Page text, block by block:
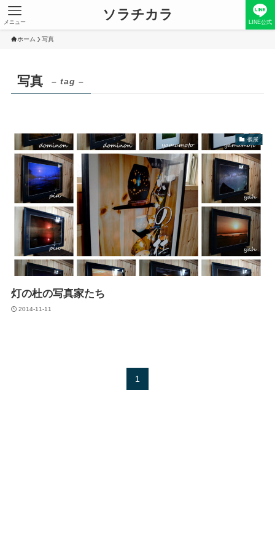
ソラチカラ LINE公式
メニュー
ホーム 写真
写真 – tag –
個展
灯の杜の写真家たち
2014-11-11
1